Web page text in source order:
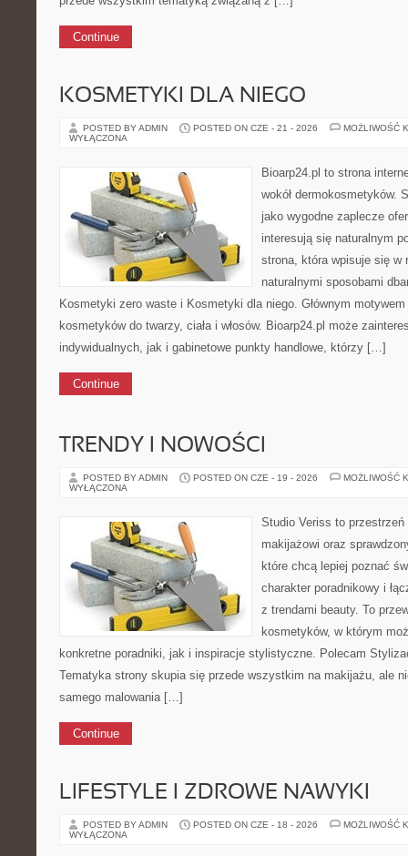
Continue
KOSMETYKI DLA NIEGO
POSTED BY ADMIN POSTED ON CZE - 21 - 2026
MOŻLIWOŚĆ
WYŁĄCZONA
Bioarp24.pl to strona
wokół dermokosmetyków.
jako wygodne zaplecze
interesują się naturalnym
strona, która wpisuje się w
naturalnymi sposobami
Kosmetyki zero waste i Kosmetyki dla niego. Głównym
kosmetyków do twarzy, ciała i włosów. Bioarp24.pl może
indywidualnych, jak i gabinetowe punkty handlowe, którzy […]
Continue
TRENDY I NOWOŚCI
POSTED BY ADMIN POSTED ON CZE - 19 - 2026
MOŻLIWOŚĆ
WYŁĄCZONA
Studio Veriss to
makijażowi oraz
które chcą lepiej poznać
charakter poradnikowy i
z trendami beauty. To
kosmetyków, w którym
konkretne poradniki, jak i inspiracje stylistyczne. Polecam
Tematyka strony skupia się przede wszystkim na makijażu, ale
samego malowania […]
Continue
LIFESTYLE I ZDROWE NAWYKI
POSTED BY ADMIN POSTED ON CZE - 18 - 2026
MOŻLIWOŚĆ
WYŁĄCZONA